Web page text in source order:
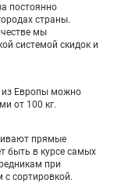
постоянно
страны.
мы
системой скидок и
из Европы можно
от 100 кг.
прямые
быть в курсе самых
при
сортировкой.